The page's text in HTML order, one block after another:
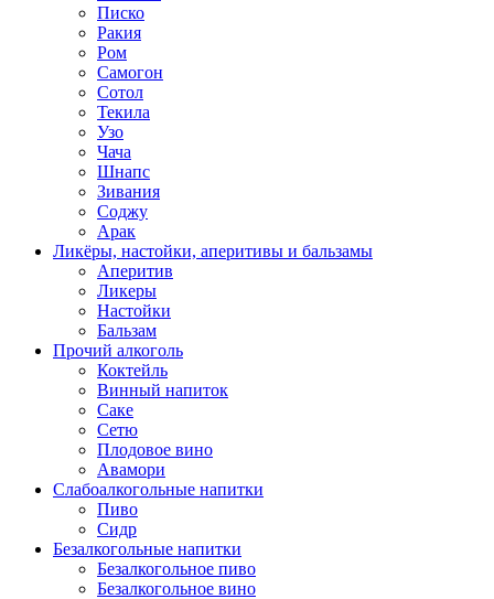
Писко
Ракия
Ром
Самогон
Сотол
Текила
Узо
Чача
Шнапс
Зивания
Соджу
Арак
Ликёры, настойки, аперитивы и бальзамы
Аперитив
Ликеры
Настойки
Бальзам
Прочий алкоголь
Коктейль
Винный напиток
Саке
Сетю
Плодовое вино
Авамори
Слабоалкогольные напитки
Пиво
Сидр
Безалкогольные напитки
Безалкогольное пиво
Безалкогольное вино